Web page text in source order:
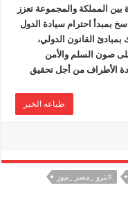
بين المملكة والمجموعة تعزز
بمبدأ احترام سيادة الدول
القانون الدولي،
صون السلم والأمن
الأطراف من أجل تحقيق
طباعه الخبر
#بترو _مصر _نيوز